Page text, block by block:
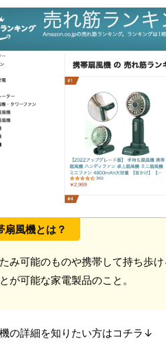
扇風機とは？
み可能のものや携帯して持ち歩
が可能な家電製品のこと。
の詳細を知りたい方はコチラ↓